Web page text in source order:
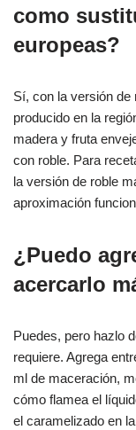
como
europeas?
Sí, con la versión de
producido en la
madera y fruta
con roble. Para
la versión de roble
aproximación
¿Puedo
acercarlo
Puedes, pero hazlo
requiere. Agrega
ml de maceración,
cómo flamea el
el caramelizado en